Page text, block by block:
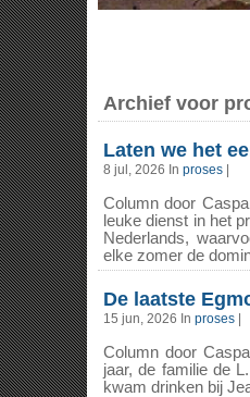
Archief voor
Laten we het
8 jul, 2026 In proses
Column door
leuke dienst in het
Nederlands,
elke zomer de
De laatste
15 jun, 2026 In proses
Column door
jaar, de familie de
kwam drinken bij